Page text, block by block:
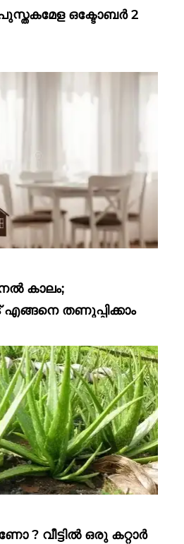
പുസ്തകമേള ഒക്ടോബർ 2
കാലം;
തണുപ്പിക്കാം
? വീട്ടിൽ ഒരു കറ്റാർ